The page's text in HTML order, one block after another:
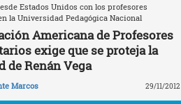
Estados Unidos con los profesores
la Universidad Pedagógica Nacional
Americana de Profesores
exige que se proteja la
de Renán Vega
Marcos 29/11/2012